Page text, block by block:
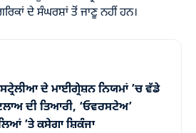
ਦੇ ਸੰਘਰਸ਼ਾਂ ਤੋਂ ਜਾਣੂ ਨਹੀਂ ਹਨ।
ਦੇ ਮਾਈਗ੍ਰੇਸ਼ਨ ਨਿਯਮਾਂ ’ਚ ਵੱਡੇ
ਦੀ ਤਿਆਰੀ, ‘ਓਵਰਸਟੇਅ’
’ਤੇ ਕਸੇਗਾ ਸ਼ਿਕੰਜਾ